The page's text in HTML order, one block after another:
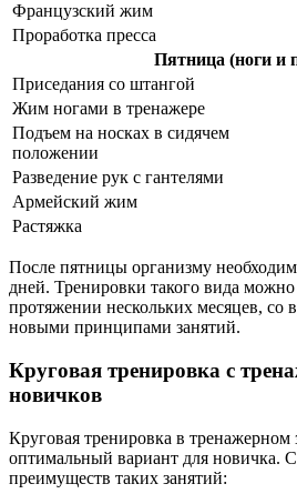
Французский жим
Проработка пресса
Пятница (ноги и
Приседания со штангой
Жим ногами в тренажере
Подъем на носках в сидячем
положении
Разведение рук с гантелями
Армейский жим
Растяжка
После пятницы организму
дней. Тренировки такого вида
протяжении нескольких месяцев, со
новыми принципами занятий.
Круговая тренировка с
новичков
Круговая тренировка в тренажерном
оптимальный вариант для новичка.
преимуществ таких занятий: